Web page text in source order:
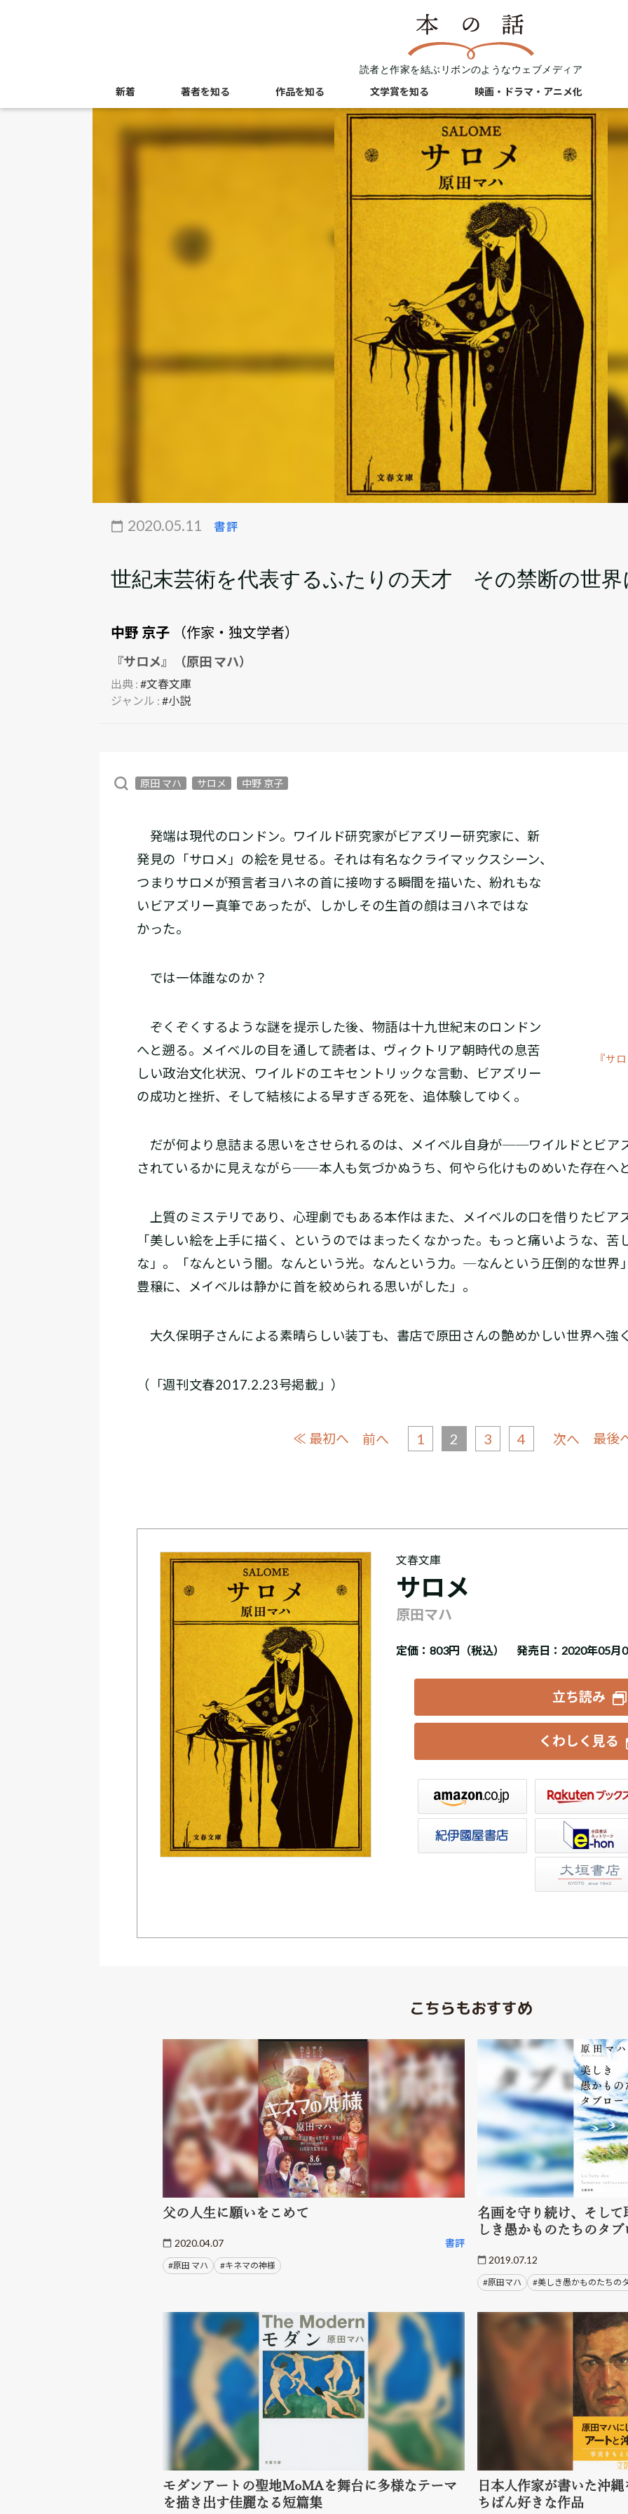
読者と作家を結ぶリボンのようなウェブメディア
新着 著者を知る 作品を知る 文学賞を知る 映画・ドラマ・アニメ化
2020.05.11 書評
世紀末芸術を代表するふたりの天才 その禁断の世界
中野 京子 （作家・独文学者）
『サロメ』（原田 マハ）
出典 : #文春文庫
ジャンル : #小説
原田 マハ サロメ 中野 京子
『サ
発端は現代のロンドン。ワイルド研究家がビアズリー研究家に、新
発見の「サロメ」の絵を見せる。それは有名なクライマックスシーン、
つまりサロメが預言者ヨハネの首に接吻する瞬間を描いた、紛れもな
いビアズリー真筆であったが、しかしその生首の顔はヨハネではな
かった。
では一体誰なのか？
ぞくぞくするような謎を提示した後、物語は十九世紀末のロンドン
へと遡る。メイベルの目を通して読者は、ヴィクトリア朝時代の息苦
しい政治文化状況、ワイルドのエキセントリックな言動、ビアズリー
の成功と挫折、そして結核による早すぎる死を、追体験してゆく。
だが何より息詰まる思いをさせられるのは、メイベル自身が──ワイルドとビア
されているかに見えながら──本人も気づかぬうち、何やら化けものめいた存在へ
上質のミステリであり、心理劇でもある本作はまた、メイベルの口を借りたビア
「美しい絵を上手に描く、というのではまったくなかった。もっと痛いような、苦
な」。「なんという闇。なんという光。なんという力。─なんという圧倒的な世界
豊穣に、メイベルは静かに首を絞められる思いがした」。
大久保明子さんによる素晴らしい装丁も、書店で原田さんの艶めかしい世界へ強
（「週刊文春2017.2.23号掲載」）
≪ 最初へ 前へ 1 2 3 4 次へ 最後
文春文庫
サロメ
原田マハ
定価：803円（税込） 発売日：2020年05月
立ち読み
くわしく見る
Amazon 楽天ブックス セブンネット
紀伊國屋書店ウェブストアe-hon
こちらもおすすめ
父の人生に願いをこめて
2020.04.07 書評
#原田 マハ #キネマの神様
名画を守り続け、そし
しき愚かものたちのタ
2019.07.12
#原田マハ #美しき愚かものたちの
モダンアートの聖地MoMAを舞台に多様なテーマ
を描き出す佳麗なる短篇集
日本人作家が書いた沖
ちばん好きな作品